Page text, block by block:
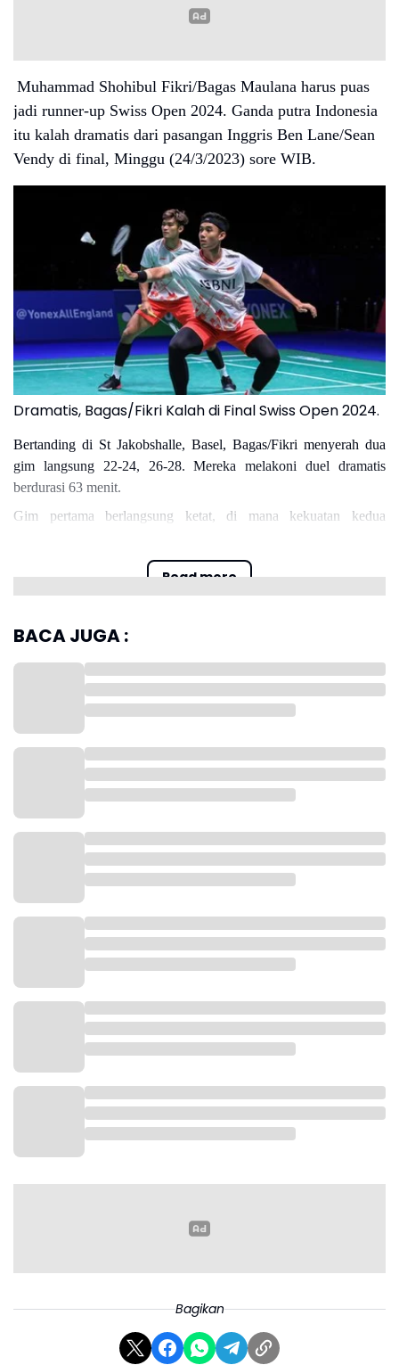
Read more
Muhammad Shohibul Fikri/Bagas Maulana harus puas
jadi runner-up Swiss Open 2024. Ganda putra Indonesia
itu kalah dramatis dari pasangan Inggris Ben Lane/Sean
Vendy di final, Minggu (24/3/2023) sore WIB.
Dramatis, Bagas/Fikri Kalah di Final Swiss Open 2024.
Bertanding di St Jakobshalle, Basel, Bagas/Fikri menyerah dua
gim langsung 22-24, 26-28. Mereka melakoni duel dramatis
berdurasi 63 menit.
Gim pertama berlangsung ketat, di mana kekuatan kedua
interval gim pertama dengan skor 7-11.
Setelah jeda, Lane/Vendy terus mengendalikan pertandingan di
gim pertama. Mereka tidak ragu untuk tampil ofensif.
Namun, Bagas/Fikri sempat mengejar ketertinggalan dengan
permainan cepat dan agresif. Bahkan, mereka sempat berbalik
Empat poin beruntun diperoleh Bagas/Fikri untuk memaksakan
dengan skor 11-10 setelah interval. Namun, pasca interval kedua,
mencari poin tambahan. Pada skor 20-20, pertarungan semakin
BACA JUGA :
Bagikan